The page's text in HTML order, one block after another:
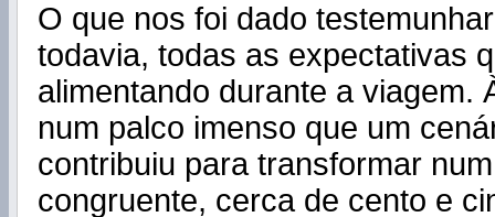
O que nos foi dado
todavia, todas as expectativas
alimentando durante a viagem.
num palco imenso que um
contribuiu para transformar
congruente, cerca de cento e